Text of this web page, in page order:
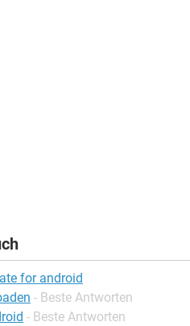
for android
- Beste Antworten
- Beste Antworten